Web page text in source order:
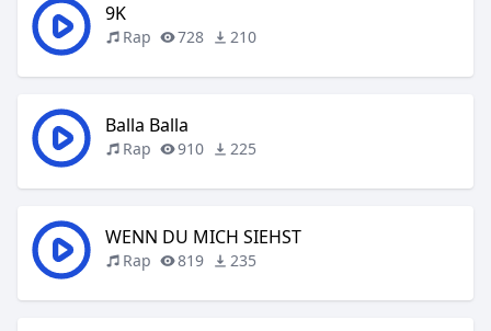
9K
Rap 728 210
Balla Balla
Rap 910 225
WENN DU MICH SIEHST
Rap 819 235